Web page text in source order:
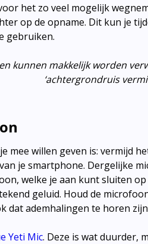
het zo veel mogelijk
op de opname. Dit kun je
gebruiken.
kunnen makkelijk worden
‘achtergrondruis
mee willen geven is: vermijd
je smartphone. Dergelijke
welke je aan kunt sluiten
geluid. Houd de
dat ademhalingen te horen
Yeti Mic. Deze is wat duurder,